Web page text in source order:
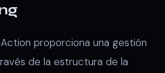
proporciona una gestión
de la estructura de la